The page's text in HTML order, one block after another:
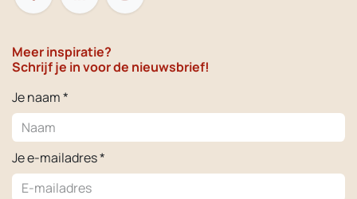
Meer inspiratie?
Schrijf je in voor de nieuwsbrief!
Je naam *
Je e-mailadres *